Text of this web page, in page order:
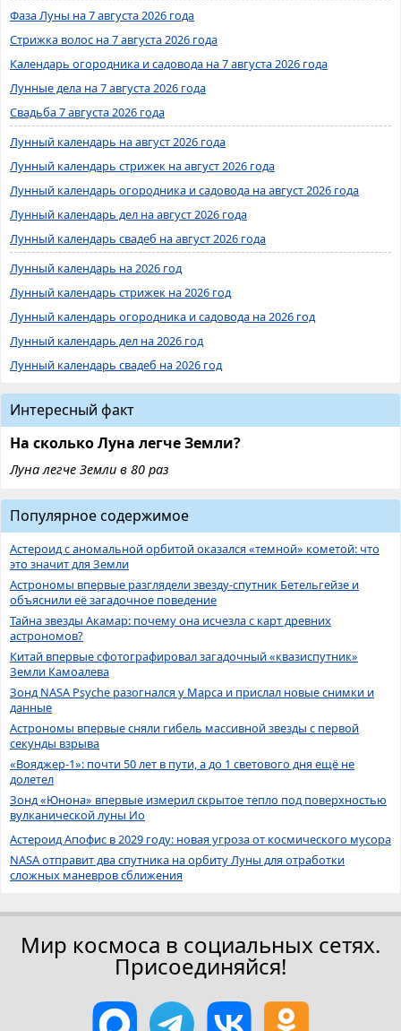
Фаза Луны на 7 августа 2026 года
Стрижка волос на 7 августа 2026 года
Календарь огородника и садовода на 7 августа 2026 года
Лунные дела на 7 августа 2026 года
Свадьба 7 августа 2026 года
Лунный календарь на август 2026 года
Лунный календарь стрижек на август 2026 года
Лунный календарь огородника и садовода на август 2026 года
Лунный календарь дел на август 2026 года
Лунный календарь свадеб на август 2026 года
Лунный календарь на 2026 год
Лунный календарь стрижек на 2026 год
Лунный календарь огородника и садовода на 2026 год
Лунный календарь дел на 2026 год
Лунный календарь свадеб на 2026 год
Интересный факт
На сколько Луна легче Земли?
Луна легче Земли в 80 раз
Популярное содержимое
Астероид с аномальной орбитой оказался «темной» кометой: что
это значит для Земли
Астрономы впервые разглядели звезду-спутник Бетельгейзе и
объяснили её загадочное поведение
Тайна звезды Акамар: почему она исчезла с карт древних
астрономов?
Китай впервые сфотографировал загадочный «квазиспутник»
Земли Камоалева
Зонд NASA Psyche разогнался у Марса и прислал новые снимки и
данные
Астрономы впервые сняли гибель массивной звезды с первой
секунды взрыва
«Вояджер-1»: почти 50 лет в пути, а до 1 светового дня ещё не
долетел
Зонд «Юнона» впервые измерил скрытое тепло под поверхностью
вулканической луны Ио
Астероид Апофис в 2029 году: новая угроза от космического мусора
NASA отправит два спутника на орбиту Луны для отработки
сложных маневров сближения
Мир космоса в социальных сетях.
Присоединяйся!